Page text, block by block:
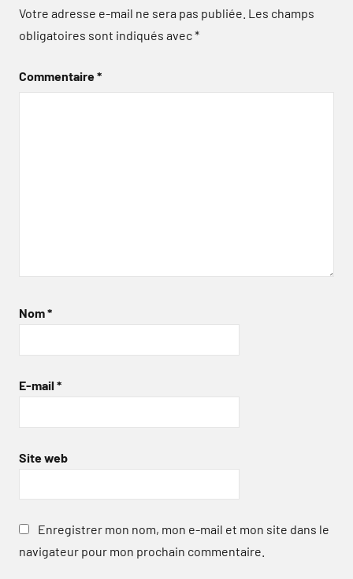
Votre adresse e-mail ne sera pas publiée. Les champs
obligatoires sont indiqués avec*
Commentaire*
Nom*
E-mail *
Site web
Enregistrer mon nom, mon e-mail et mon site dans le
navigateur pour mon prochain commentaire.